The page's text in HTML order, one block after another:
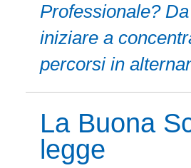
Professionale?
iniziare a
percorsi in
La Buona
legge